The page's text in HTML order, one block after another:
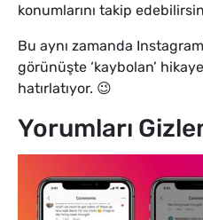
konumlarını takip
Bu aynı zamanda
görünüşte ‘kaybolan’
hatırlatıyor. 😉
Yorumları